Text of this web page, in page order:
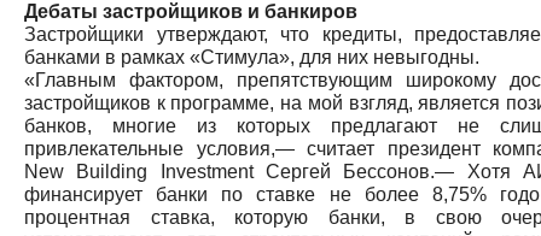
Дебаты застройщиков и банкиров
Застройщики утверждают, что кредиты,
банками в рамках «Стимула», для них невыгодны.
«Главным фактором, препятствующим широкому
застройщиков к программе, на мой взгляд, является
банков, многие из которых предлагают не
привлекательные условия,— считает президент
New Building Investment Сергей Бессонов.— Хотя
финансирует банки по ставке не более 8,75%
процентная ставка, которую банки, в свою